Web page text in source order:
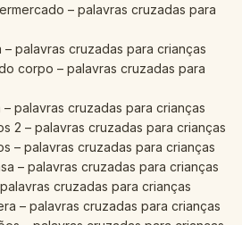
– palavras cruzadas para
palavras cruzadas para crianças
corpo – palavras cruzadas para
palavras cruzadas para crianças
2 – palavras cruzadas para crianças
– palavras cruzadas para crianças
– palavras cruzadas para crianças
cruzadas para crianças
– palavras cruzadas para crianças